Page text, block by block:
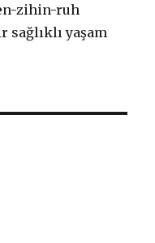
zihin-ruh
sağlıklı yaşam